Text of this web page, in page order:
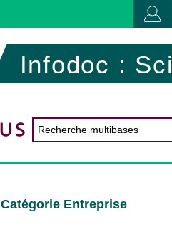
Infodoc :
Catégorie Entreprise